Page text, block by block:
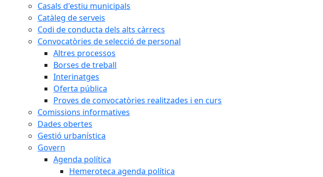
Casals d'estiu municipals
Catàleg de serveis
Codi de conducta dels alts càrrecs
Convocatòries de selecció de personal
Altres processos
Borses de treball
Interinatges
Oferta pública
Proves de convocatòries realitzades i en curs
Comissions informatives
Dades obertes
Gestió urbanística
Govern
Agenda política
Hemeroteca agenda política